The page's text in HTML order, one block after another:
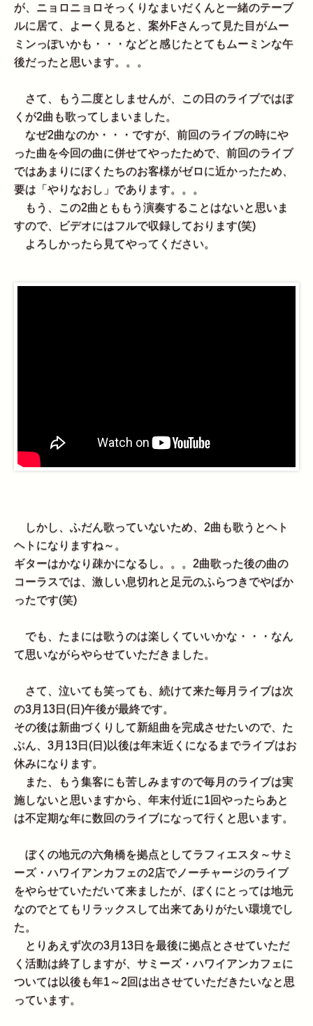
が、ニョロニョロそっくりなまいだくんと一緒のテーブ
ルに居て、よーく見ると、案外Fさんって見た目がムー
ミンっぽいかも・・・などと感じたとてもムーミンな午
後だったと思います。。。
さて、もう二度としませんが、この日のライブではぼ
くが2曲も歌ってしまいました。
なぜ2曲なのか・・・ですが、前回のライブの時にや
った曲を今回の曲に併せてやったためで、前回のライブ
ではあまりにぼくたちのお客様がゼロに近かったため、
要は「やりなおし」であります。。。
もう、この2曲とももう演奏することはないと思いま
すので、ビデオにはフルで収録しております(笑)
よろしかったら見てやってください。
しかし、ふだん歌っていないため、2曲も歌うとヘト
ヘトになりますね～。
ギターはかなり疎かになるし。。。2曲歌った後の曲の
コーラスでは、激しい息切れと足元のふらつきでやばか
ったです(笑)
でも、たまには歌うのは楽しくていいかな・・・なん
て思いながらやらせていただきました。
さて、泣いても笑っても、続けて来た毎月ライブは次
の3月13日(日)午後が最終です。
その後は新曲づくりして新組曲を完成させたいので、た
ぶん、3月13日(日)以後は年末近くになるまでライブはお
休みになります。
また、もう集客にも苦しみますので毎月のライブは実
施しないと思いますから、年末付近に1回やったらあと
は不定期な年に数回のライブになって行くと思います。
ぼくの地元の六角橋を拠点としてラフィエスタ～サミ
ーズ・ハワイアンカフェの2店でノーチャージのライブ
をやらせていただいて来ましたが、ぼくにとっては地元
なのでとてもリラックスして出来てありがたい環境でし
た。
とりあえず次の3月13日を最後に拠点とさせていただ
く活動は終了しますが、サミーズ・ハワイアンカフェに
ついては以後も年1～2回は出させていただきたいなと思
っています。